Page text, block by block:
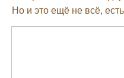
Но и это ещё не всё,